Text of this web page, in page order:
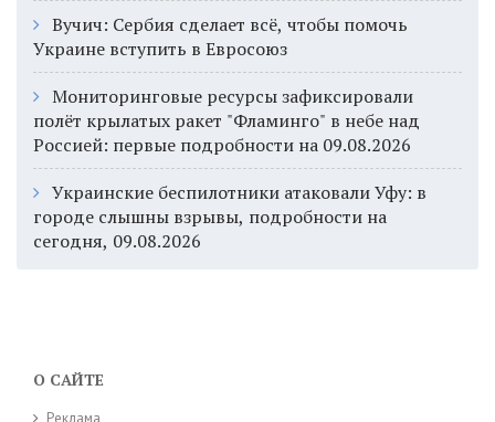
Вучич: Сербия сделает всё, чтобы помочь
Украине вступить в Евросоюз
Мониторинговые ресурсы зафиксировали
полёт крылатых ракет "Фламинго" в небе над
Россией: первые подробности на 09.08.2026
Украинские беспилотники атаковали Уфу: в
городе слышны взрывы, подробности на
сегодня, 09.08.2026
О САЙТЕ
Реклама